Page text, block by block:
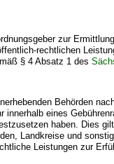
zur
rechtlichen
§ 4 Absatz 1 des
Behörden
innerhalb eines
haben. Dies
Landkreise und
Leistungen zur